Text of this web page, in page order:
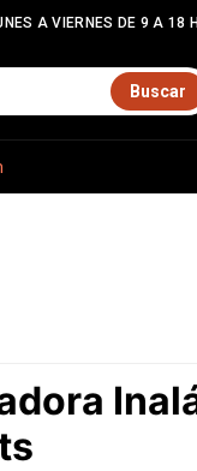
A VIERNES DE 9 A 18
Buscar